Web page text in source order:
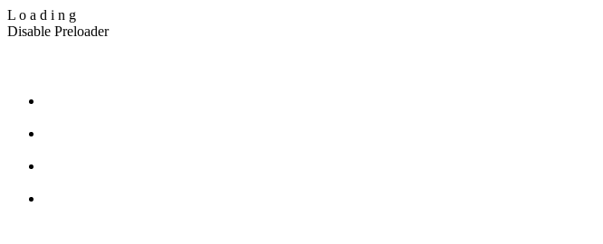
L o a d i n g
Disable Preloader